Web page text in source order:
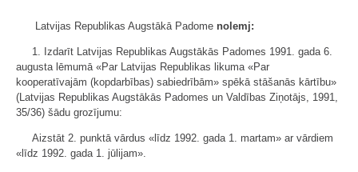
Latvijas Republikas Augstākā Padome nolemj:
1. Izdarīt Latvijas Republikas Augstākās Padomes 1991. gada 6.
augusta lēmumā «Par Latvijas Republikas likuma «Par
kooperatīvajām (kopdarbības) sabiedrībām» spēkā stāšanās kārtību»
(Latvijas Republikas Augstākās Padomes un Valdības Ziņotājs, 1991,
35/36) šādu grozījumu:
Aizstāt 2. punktā vārdus «līdz 1992. gada 1. martam» ar vārdiem
«līdz 1992. gada 1. jūlijam».